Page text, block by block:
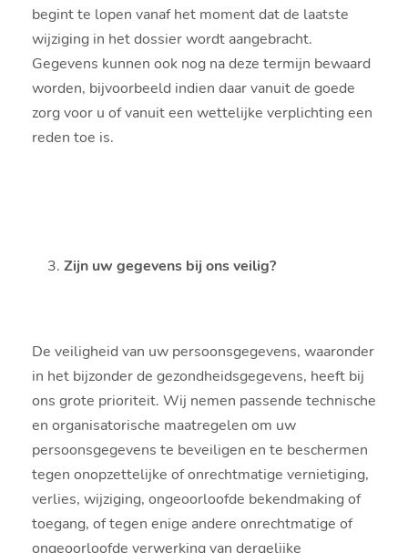
begint te lopen vanaf het moment dat de laatste
wijziging in het dossier wordt aangebracht.
Gegevens kunnen ook nog na deze termijn bewaard
worden, bijvoorbeeld indien daar vanuit de goede
zorg voor u of vanuit een wettelijke verplichting een
reden toe is.
Zijn uw gegevens bij ons veilig?
De veiligheid van uw persoonsgegevens, waaronder
in het bijzonder de gezondheidsgegevens, heeft bij
ons grote prioriteit. Wij nemen passende technische
en organisatorische maatregelen om uw
persoonsgegevens te beveiligen en te beschermen
tegen onopzettelijke of onrechtmatige vernietiging,
verlies, wijziging, ongeoorloofde bekendmaking of
toegang, of tegen enige andere onrechtmatige of
ongeoorloofde verwerking van dergelijke